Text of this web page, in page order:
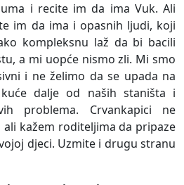
i recite im da ima Vuk. Ali
im da ima i opasnih ljudi, koji
kompleksnu laž da bi bacili
a mi uopće nismo zli. Mi smo
i ne želimo da se upada na
dalje od naših staništa i
problema. Crvankapici ne
ali kažem roditeljima da pripaze
djeci. Uzmite i drugu stranu